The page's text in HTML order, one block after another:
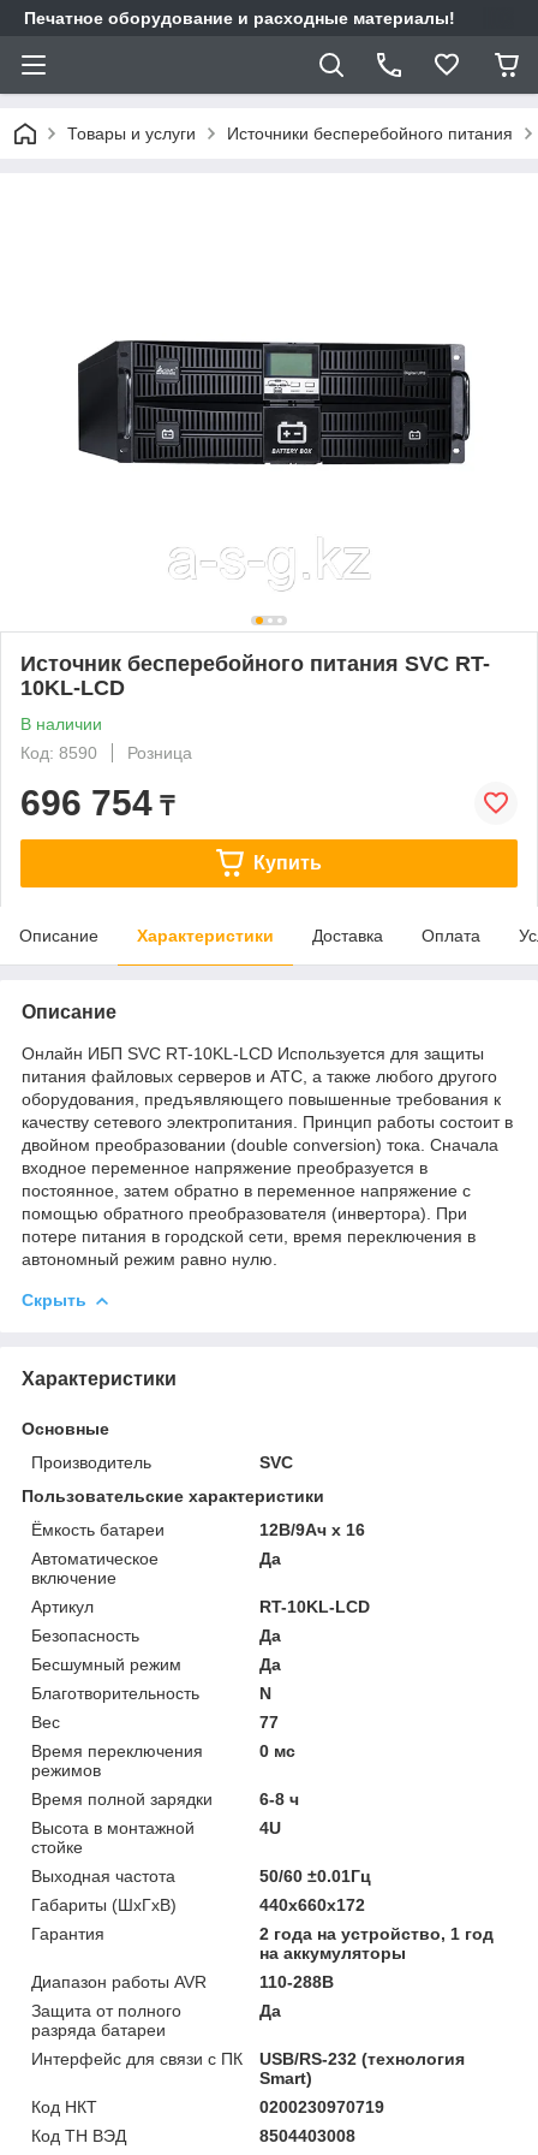
Печатное оборудование и расходные материалы!
Товары и услуги Источники бесперебойного питания
Источник бесперебойного питания SVC RT-
10KL-LCD
В наличии
Код: 8590
Розница
696 754 ₸
Купить
Описание Характеристики Доставка Оплата
Описание
Онлайн ИБП SVC RT-10KL-LCD Используется для защиты
питания файловых серверов и АТС, а также любого другого
оборудования, предъявляющего повышенные требования к
качеству сетевого электропитания. Принцип работы состоит в
двойном преобразовании (double conversion) тока. Сначала
входное переменное напряжение преобразуется в
постоянное, затем обратно в переменное напряжение с
помощью обратного преобразователя (инвертора). При
потере питания в городской сети, время переключения в
автономный режим равно нулю.
Скрыть
Характеристики
Основные
Производитель
SVC
Пользовательские характеристики
Ёмкость батареи
12В/9Ач х 16
Автоматическое
включение
Да
Артикул
RT-10KL-LCD
Безопасность
Да
Бесшумный режим
Да
Благотворительность
N
Вес
77
Время переключения
режимов
0 мс
Время полной зарядки
6-8 ч
Высота в монтажной
стойке
4U
Выходная частота
50/60 ±0.01Гц
Габариты (ШхГхВ)
440х660х172
Гарантия
2 года на устройство, 1 год
на аккумуляторы
Диапазон работы AVR
110-288В
Защита от полного
разряда батареи
Да
Интерфейс для связи с ПК
USB/RS-232 (технология
Smart)
Код НКТ
0200230970719
Код ТН ВЭД
8504403008